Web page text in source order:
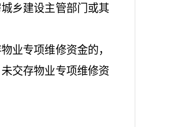
乡建设主管部门或其
业专项维修资金的，
交存物业专项维修资